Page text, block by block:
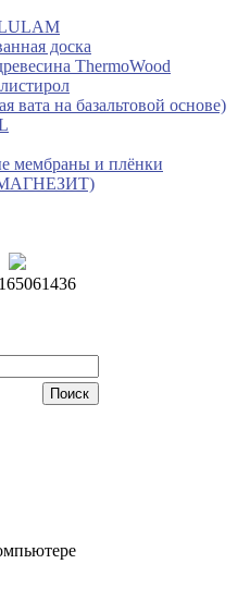
доска
ThermoWood
вата на базальтовой основе)
мембраны и плёнки
(МАГНЕЗИТ)